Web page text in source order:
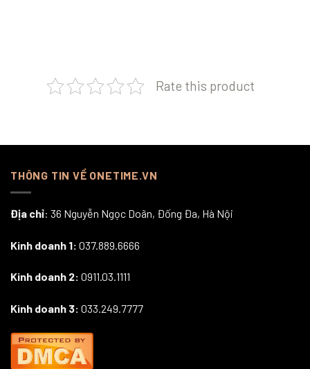
Rate this product
THÔNG TIN VỀ ONETIME.VN
Địa chỉ: 36 Nguyễn Ngọc Doãn, Đống Đa, Hà Nội
Kinh doanh 1: 037.889.6666
Kinh doanh 2: 0911.03.1111
Kinh doanh 3: 033.249.7777